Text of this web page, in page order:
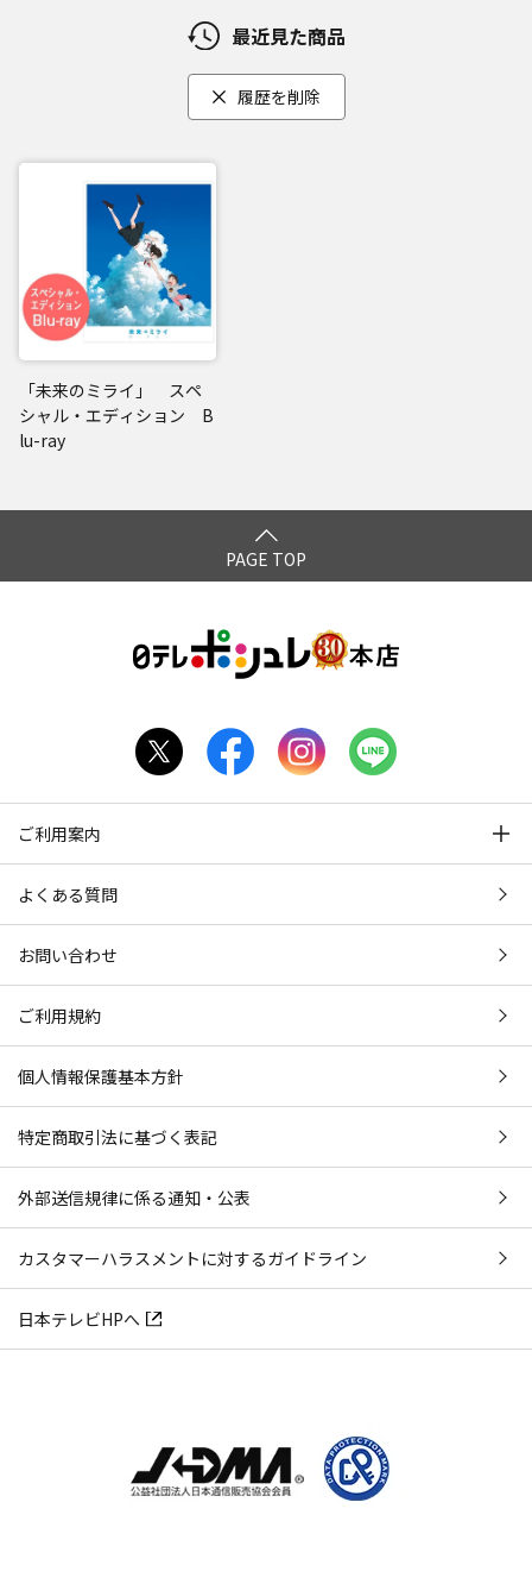
最近見た商品
履歴を削除
「未来のミライ」 スペ
シャル・エディション B
lu-ray
PAGE TOP
ご利用案内
よくある質問
お問い合わせ
ご利用規約
個人情報保護基本方針
特定商取引法に基づく表記
外部送信規律に係る通知・公表
カスタマーハラスメントに対するガイドライン
日本テレビHPへ